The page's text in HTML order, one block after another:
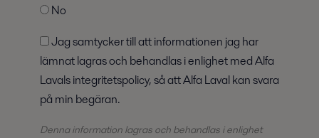
No
lämnat lagras och behandlas i enlighet med Alfa
Lavals integritetspolicy, så att Alfa Laval kan svara
på min begäran.
Denna information lagras och behandlas i enlighet